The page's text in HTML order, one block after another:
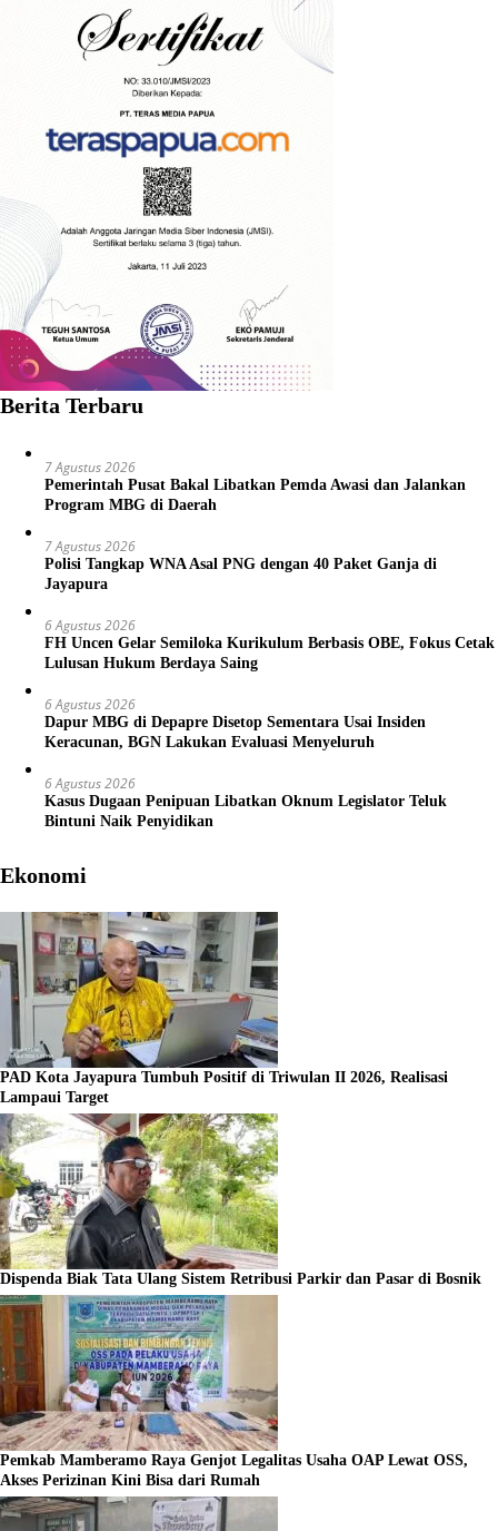
Berita Terbaru
7 Agustus 2026
Pemerintah Pusat Bakal Libatkan Pemda Awasi dan Jalankan
Program MBG di Daerah
7 Agustus 2026
Polisi Tangkap WNA Asal PNG dengan 40 Paket Ganja di
Jayapura
6 Agustus 2026
FH Uncen Gelar Semiloka Kurikulum Berbasis OBE, Fokus Cetak
Lulusan Hukum Berdaya Saing
6 Agustus 2026
Dapur MBG di Depapre Disetop Sementara Usai Insiden
Keracunan, BGN Lakukan Evaluasi Menyeluruh
6 Agustus 2026
Kasus Dugaan Penipuan Libatkan Oknum Legislator Teluk
Bintuni Naik Penyidikan
Ekonomi
PAD Kota Jayapura Tumbuh Positif di Triwulan II 2026, Realisasi
Lampaui Target
Dispenda Biak Tata Ulang Sistem Retribusi Parkir dan Pasar di Bosnik
Pemkab Mamberamo Raya Genjot Legalitas Usaha OAP Lewat OSS,
Akses Perizinan Kini Bisa dari Rumah